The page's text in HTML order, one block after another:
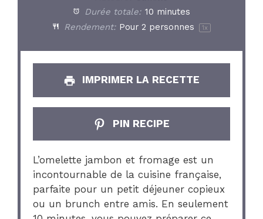
Durée totale: 10 minutes
Rendement: Pour2 personnes 1 x
IMPRIMER LA RECETTE
PIN RECIPE
L’omelette jambon et fromage est un
incontournable de la cuisine française,
parfaite pour un petit déjeuner copieux
ou un brunch entre amis. En seulement